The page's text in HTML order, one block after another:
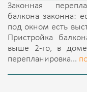
Законная
балкона законна:
под окном есть
Пристройка
выше 2-го, в доме
перепланировка...